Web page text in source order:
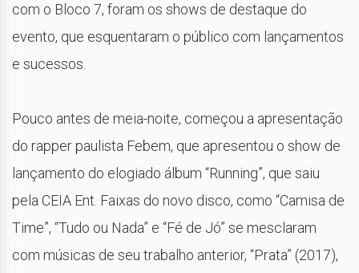
com o Bloco 7, foram os shows de destaque do
evento, que esquentaram o público com lançamentos
e sucessos.
Pouco antes de meia-noite, começou a apresentação
do rapper paulista Febem, que apresentou o show de
lançamento do elogiado álbum “Running”, que saiu
pela CEIA Ent. Faixas do novo disco, como “Camisa de
Time”, “Tudo ou Nada” e “Fé de Jó” se mesclaram
com músicas de seu trabalho anterior, “Prata” (2017),